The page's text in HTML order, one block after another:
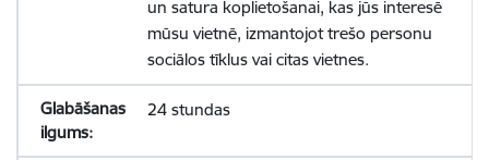
un satura koplietošanai, kas jūs interesē
mūsu vietnē, izmantojot trešo personu
sociālos tīklus vai citas vietnes.
24 stundas